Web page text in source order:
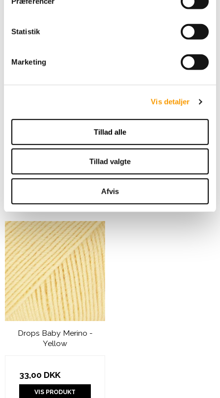
Statistik
Marketing
Vis detaljer
Tillad alle
Tillad valgte
Afvis
Sage Green
33,00 DKK
Drops Baby Merino -
Yellow
33,00 DKK
VIS PRODUKT